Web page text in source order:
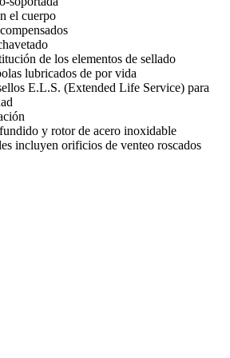
el cuerpo
de los elementos de sellado
lubricados de por vida
E.L.S. (Extended Life Service) para
y rotor de acero inoxidable
incluyen orificios de venteo roscados